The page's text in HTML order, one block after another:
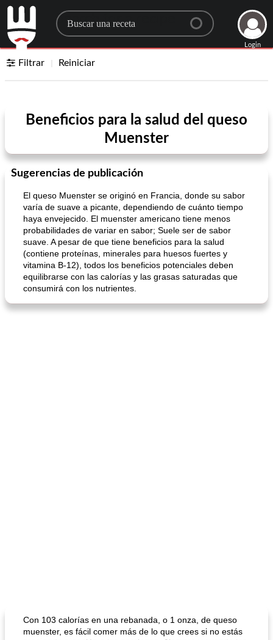
Search for a recipe
Login
Filtrar Reiniciar
Beneficios para la salud del queso
Muenster
Sugerencias de publicación
El queso Muenster se originó en Francia, donde su sabor
varía de suave a picante, dependiendo de cuánto tiempo
haya envejecido. El muenster americano tiene menos
probabilidades de variar en sabor; Suele ser de sabor
suave. A pesar de que tiene beneficios para la salud
(contiene proteínas, minerales para huesos fuertes y
vitamina B-12), todos los beneficios potenciales deben
equilibrarse con las calorías y las grasas saturadas que
consumirá con los nutrientes.
Con 103 calorías en una rebanada, o 1 onza, de queso
muenster, es fácil comer más de lo que crees si no estás